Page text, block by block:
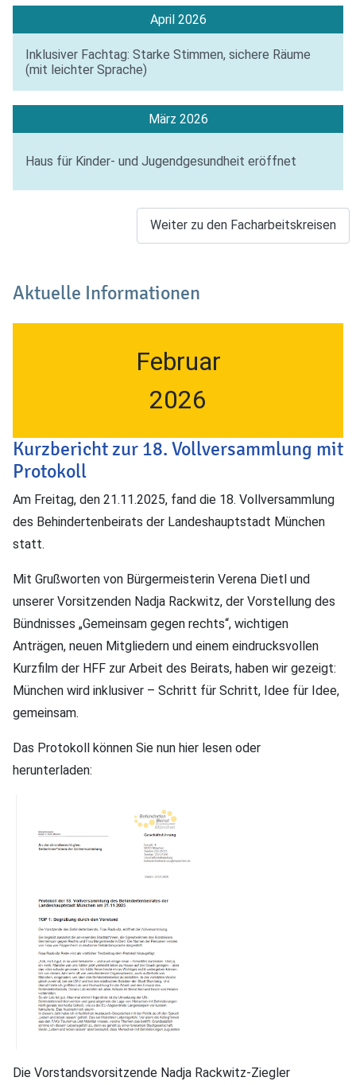
April 2026
Inklusiver Fachtag: Starke Stimmen, sichere Räume
(mit leichter Sprache)
März 2026
Haus für Kinder- und Jugendgesundheit eröffnet
Weiter zu den Facharbeitskreisen
Aktuelle Informationen
Februar
2026
Kurzbericht zur 18. Vollversammlung mit
Protokoll
Am Freitag, den 21.11.2025, fand die 18. Vollversammlung
des Behindertenbeirats der Landeshauptstadt München
statt.
Mit Grußworten von Bürgermeisterin Verena Dietl und
unserer Vorsitzenden Nadja Rackwitz, der Vorstellung des
Bündnisses „Gemeinsam gegen rechts“, wichtigen
Anträgen, neuen Mitgliedern und einem eindrucksvollen
Kurzfilm der HFF zur Arbeit des Beirats, haben wir gezeigt:
München wird inklusiver – Schritt für Schritt, Idee für Idee,
gemeinsam.
Das Protokoll können Sie nun hier lesen oder
herunterladen:
Die Vorstandsvorsitzende Nadja Rackwitz-Ziegler